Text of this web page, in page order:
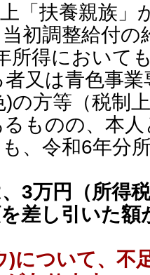
扶養親族」か
初調整給付の
においても
又は青色事業
等（税制上
ものの、本
令和6年分所
3万円（所得
差し引いた額
について、不